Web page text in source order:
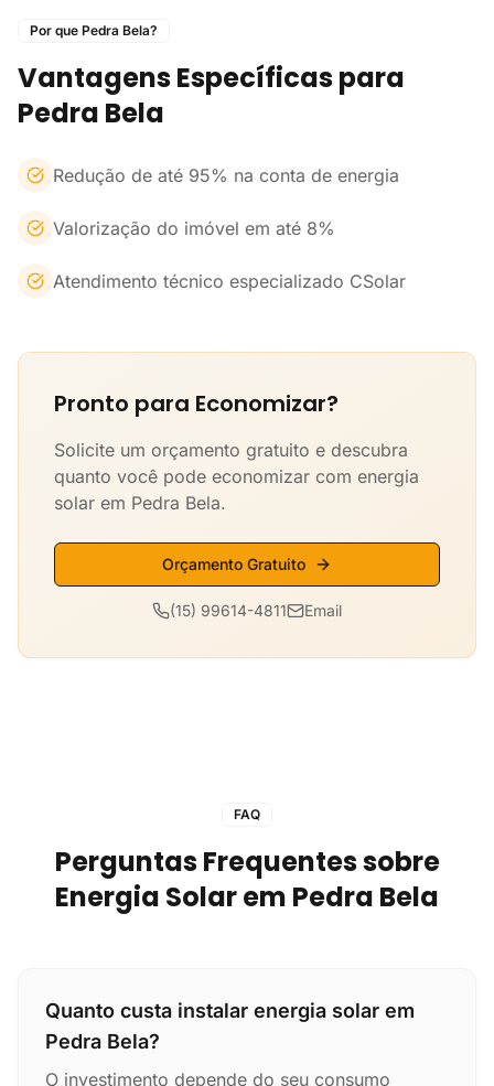
Por que Pedra Bela?
Vantagens Específicas para
Pedra Bela
Redução de até 95% na conta de energia
Valorização do imóvel em até 8%
Atendimento técnico especializado CSolar
Pronto para Economizar?
Solicite um orçamento gratuito e descubra
quanto você pode economizar com energia
solar em Pedra Bela.
Orçamento Gratuito
(15) 99614-4811 Email
FAQ
Perguntas Frequentes sobre
Energia Solar em Pedra Bela
Quanto custa instalar energia solar em
Pedra Bela?
O investimento depende do seu consumo